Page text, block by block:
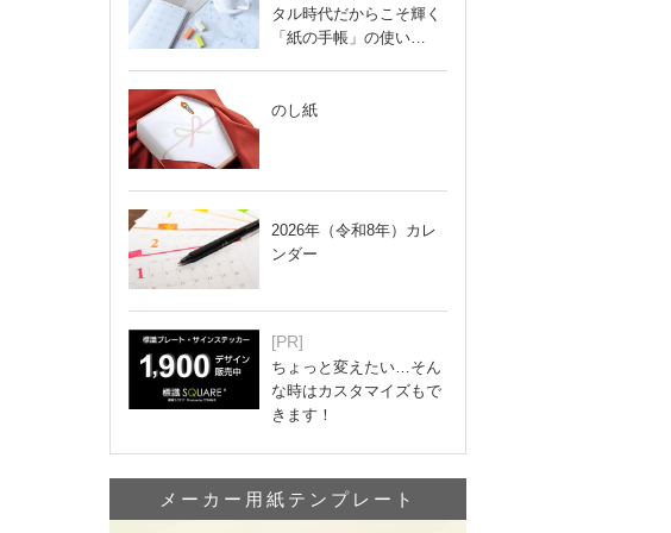
タル時代だからこそ輝く
「紙の手帳」の使い…
のし紙
2026年（令和8年）カレ
ンダー
[PR]
ちょっと変えたい…そん
な時はカスタマイズもで
きます！
メーカー用紙テンプレート